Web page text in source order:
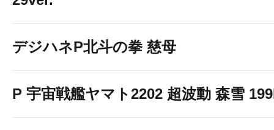
デジハネP北斗の拳 慈母
P 宇宙戦艦ヤマト2202 超波動 森雪